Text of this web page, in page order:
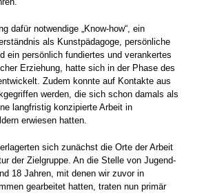
dafür notwendige „Know-how“, ein
als Kunstpädagoge, persönliche
ein persönlich fundiertes und verankertes
Erziehung, hatte sich in der Phase des
Zudem konnte auf Kontakte aus
werden, die sich schon damals als
langfristig konzipier­te Arbeit in
erwiesen hatten.
sich zu­nächst die Orte der Arbeit
der Zielgruppe. An die Stelle von Jugend­
18 Jahren, mit denen wir zuvor in
gearbeitet hatten, traten nun primär